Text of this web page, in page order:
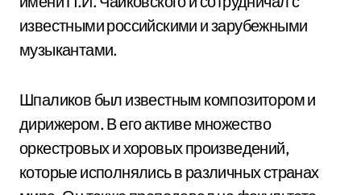
известными российскими и зарубежными
музыкантами.
Шпаликов был известным композитором и
дирижером. В его активе множество
оркестровых и хоровых произведений,
которые исполнялись в различных странах